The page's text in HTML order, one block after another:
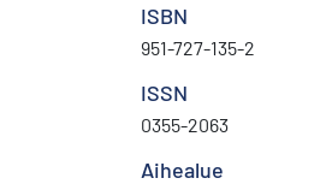
ISBN
951-727-135-2
ISSN
0355-2063
Aihealue